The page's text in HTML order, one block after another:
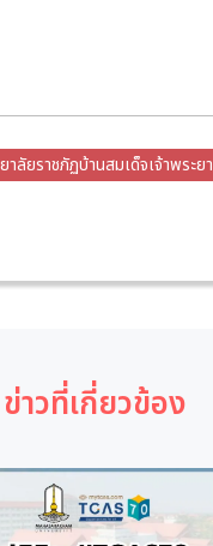
าลัยราชภัฏบ้านสมเด็จเจ้าพระยา
ข่าวที่เกี่ยวข้อง